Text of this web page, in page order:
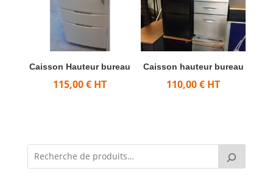
Caisson Hauteur bureau
115,00€ HT
Caisson hauteur bureau
110,00€ HT